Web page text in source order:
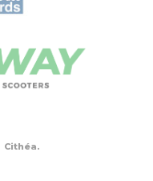
Cithéa.